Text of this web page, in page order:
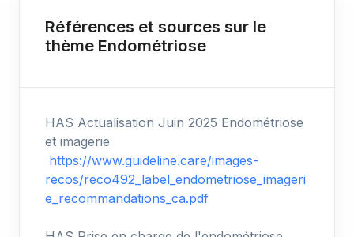
Références et sources sur le
thème Endométriose
HAS Actualisation Juin 2025 Endométriose
et imagerie
https://www.guideline.care/images-
recos/reco492_label_endometriose_imageri
e_recommandations_ca.pdf